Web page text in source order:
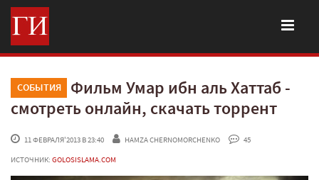
СОБЫТИЯ
Фильм Умар ибн аль Хаттаб -
смотреть онлайн, скачать торрент
11 ФЕВРАЛЯ'2013 В 23:40 HAMZA CHERNOMORCHENKO
45
ИСТОЧНИК: GOLOSISLAMA.COM